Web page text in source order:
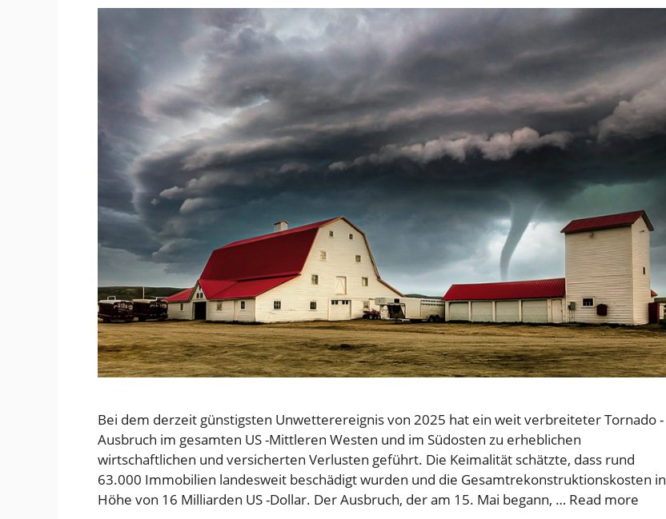
Bei dem derzeit günstigsten Unwetterereignis von 2025 hat ein weit verbreiteter Tornado -
Ausbruch im gesamten US -Mittleren Westen und im Südosten zu erheblichen
wirtschaftlichen und versicherten Verlusten geführt. Die Keimalität schätzte, dass rund
63.000 Immobilien landesweit beschädigt wurden und die Gesamtrekonstruktionskosten in
Höhe von 16 Milliarden US -Dollar. Der Ausbruch, der am 15. Mai begann, … Read more